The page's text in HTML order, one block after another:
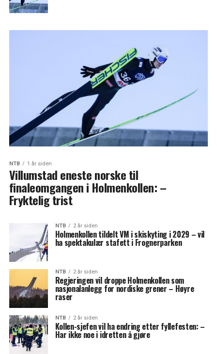
NTB 1 år siden
Villumstad eneste norske til
finaleomgangen i Holmenkollen: –
Fryktelig trist
NTB 2 år siden
Holmenkollen tildelt VM i skiskyting i 2029 – vil
ha spektakulær stafett i Frognerparken
NTB 2 år siden
Regjeringen vil droppe Holmenkollen som
nasjonalanlegg for nordiske grener – Høyre
raser
NTB 2 år siden
Kollen-sjefen vil ha endring etter fyllefesten: –
Har ikke noe i idretten å gjøre